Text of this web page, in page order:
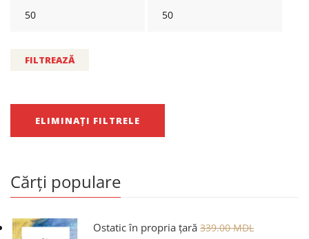
FILTREAZĂ
ELIMINAȚI FILTRELE
Cărți populare
Ostatic în propria țară 339.00MDL